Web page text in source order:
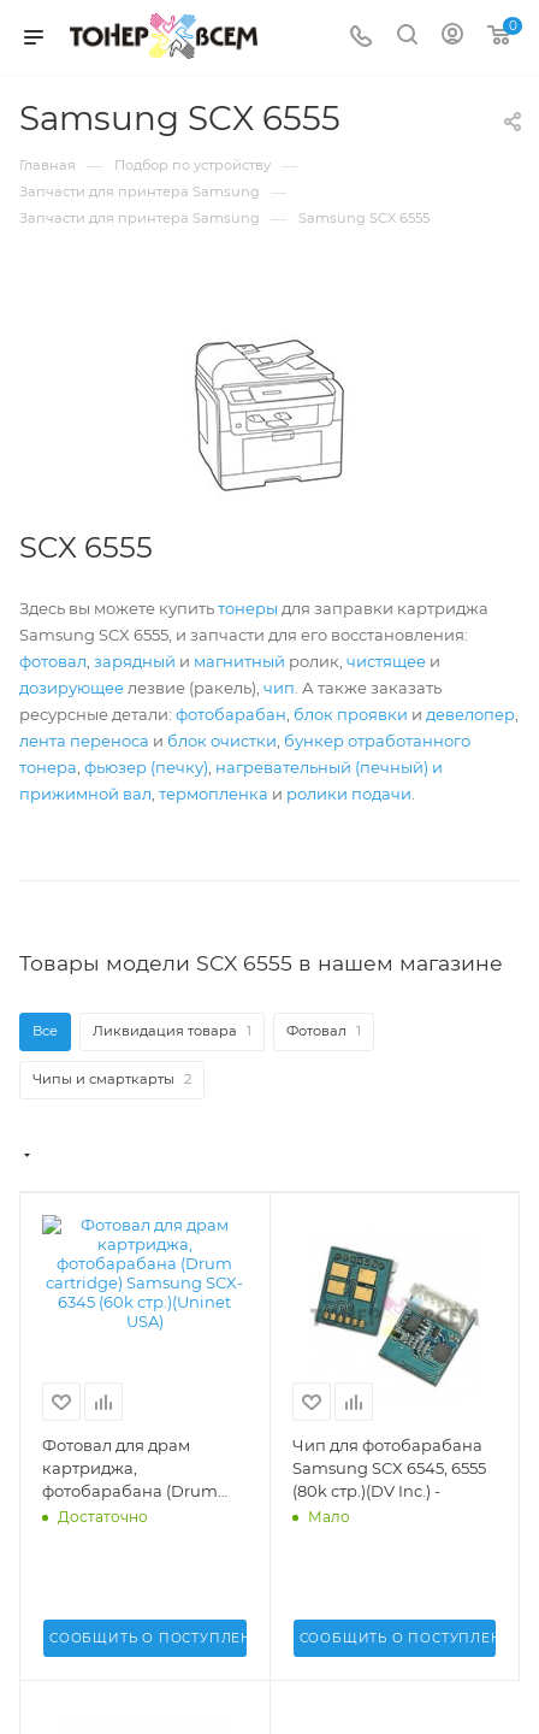
0
Samsung SCX 6555
Главная — Подбор по устройству —
Запчасти для принтера Samsung —
Запчасти для принтера Samsung — Samsung SCX 6555
SCX 6555
Здесь вы можете купитьтонеры для заправки картриджа
Samsung SCX 6555, и запчасти для его восстановления:
фотовал зарядный и магнитный ролик, чистящее и
дозирующее лезвие (ракель), чип . А также заказать
ресурсные детали: фотобарабан блок проявки и девелопер
лента переноса и блок очистки бункер отработанного
тонера фьюзер (печку) нагревательный (печный) и
прижимной вал термопленка и ролики подачи
Товары модели SCX 6555 в нашем магазине
Все Ликвидация товара 1 Фотовал 1
Чипы и смарткарты 2
Фотовал для драм
картриджа,
фотобарабана (Drum
cartridge) Samsung SCX-
Достаточно
СООБЩИТЬ О ПОСТУПЛЕНИИ
Чип для фотобарабана
Samsung SCX 6545, 6555
(80k стр.)(DV Inc.) -
Мало
СООБЩИТЬ О ПОСТУПЛЕНИИ